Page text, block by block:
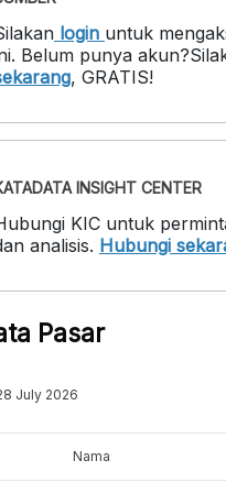
login untuk
. Belum punya akun?
, GRATIS!
INSIGHT CENTER
KIC untuk
analisis. Hubungi
Pasar
July 2026
Nama